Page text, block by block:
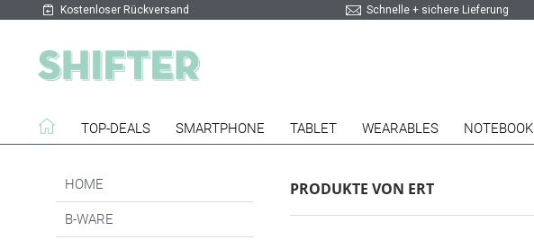
Kostenloser Rückversand Schnelle + sichere Lieferung
TOP-DEALS SMARTPHONE TABLET WEARABLES NOTEBOOK
HOME
B-WARE
PRODUKTE VON ERT